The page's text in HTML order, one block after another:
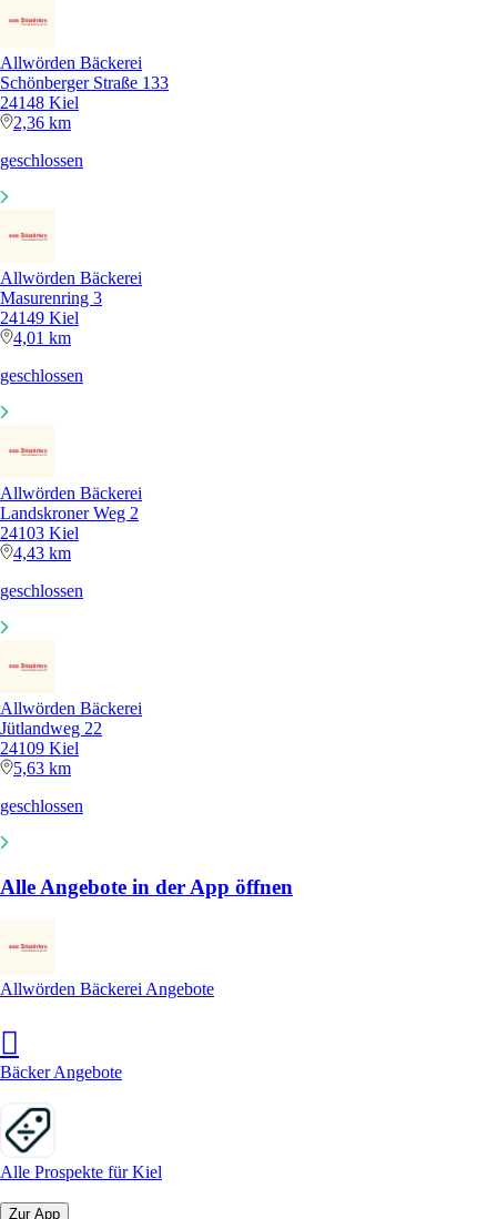
Allwörden Bäckerei
Schönberger Straße 133
24148 Kiel
2,36 km
geschlossen
Allwörden Bäckerei
Masurenring 3
24149 Kiel
4,01 km
geschlossen
Allwörden Bäckerei
Landskroner Weg 2
24103 Kiel
4,43 km
geschlossen
Allwörden Bäckerei
Jütlandweg 22
24109 Kiel
5,63 km
geschlossen
Alle Angebote in der App öffnen
Allwörden Bäckerei Angebote
Bäcker Angebote
Alle Prospekte für Kiel
Zur App